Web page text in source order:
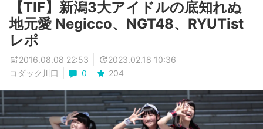
【TIF】新潟3大アイドルの底知れぬ
地元愛 Negicco、NGT48、RYUTist
レポ
2016.08.08 22:53
2023.02.18 10:36
コダック川口
0 204